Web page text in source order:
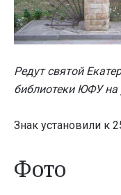
Редут святой
библиотеки ЮФУ
Знак установили к
Фото